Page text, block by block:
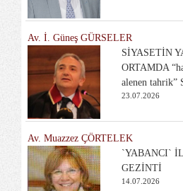
Av. İ. Güneş GÜRSELER
SİYASETİN
ORTAMDA
alenen tahrik”
23.07.2026
Av. Muazzez ÇÖRTELEK
`YABANCI`
GEZİNTİ
14.07.2026